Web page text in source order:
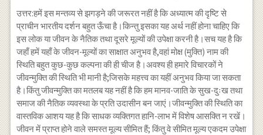
उत्तर:हमें इस मन्तव्य से झगड़ने की जरूरत नहीं है कि अध्यात्म की दृष्टि से
प्राचीन भारतीय दर्शन बहुत ऊँचा है।किन्तु इसका यह अर्थ नहीं होना चाहिए कि
इस लोक या जीवन के नैतिक तथा दूसरे मूल्यों की उपेक्षा करनी है।सच यह है कि
जहाँ हमें यहाँ के जीवन-मूल्यों का साक्षात अनुभव है,वहां मोक्ष (मुक्ति) नाम की
स्थिति बहुत कुछ-कुछ कल्पना की ही चीज है।अवश्य ही हमारे विचारकों ने
जीवन्मुक्ति की स्थिति भी मानी है;जिसके महत्त्व का यहीं अनुभव किया जा सकता
है।किंतु जीवन्मुक्ति का मतलब यह नहीं है कि हम मानव-जाति के सुख-दुःख तथा
समाज की नैतिक व्यवस्था के प्रति उदासीन बन जाएं।जीवन्मुक्ति की स्थिति का
वास्तविक आशय यह है कि साधक व्यक्तिगत हानि-लाभ में विशेष आसक्ति न रखें।
जीवन में प्राप्त होने वाले समस्त मूल्य सीमित हैं; किंतु वे सीमित मूल्य एकदम उपेक्षा